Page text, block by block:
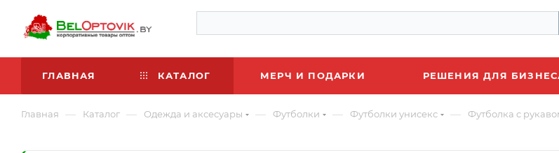
ГЛАВНАЯ КАТАЛОГ МЕРЧ И ПОДАРКИ РЕШЕНИЯ ДЛЯ
Главная — Каталог — Одежда и аксесуары — Футболки — Футболки унисекс — Футболка c